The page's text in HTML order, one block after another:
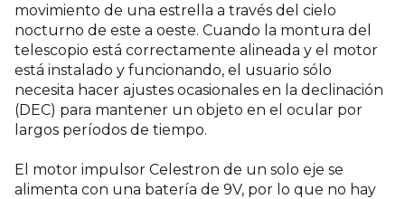
movimiento de una estrella a través del cielo
nocturno de este a oeste. Cuando la montura del
telescopio está correctamente alineada y el motor
está instalado y funcionando, el usuario sólo
necesita hacer ajustes ocasionales en la declinación
(DEC) para mantener un objeto en el ocular por
largos períodos de tiempo.
El motor impulsor Celestron de un solo eje se
alimenta con una batería de 9V, por lo que no hay